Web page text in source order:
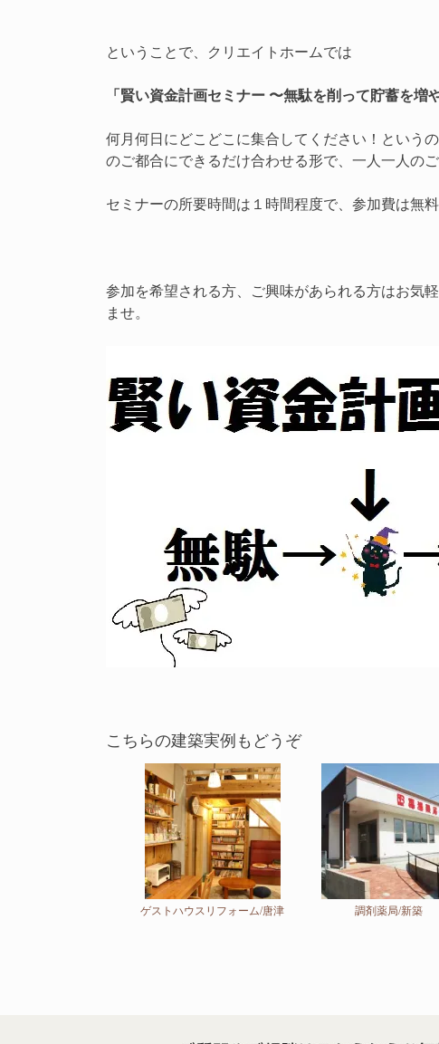
ということで、クリエイトホームでは
「賢い資金計画セミナー 〜無駄を削って貯蓄を増
何月何日にどこどこに集合してください！という
のご都合にできるだけ合わせる形で、一人一人の
セミナーの所要時間は１時間程度で、参加費は無料
参加を希望される方、ご興味があられる方はお気
ませ。
こちらの建築実例もどうぞ
ゲストハウスリフォーム/唐津 調剤薬局/新築